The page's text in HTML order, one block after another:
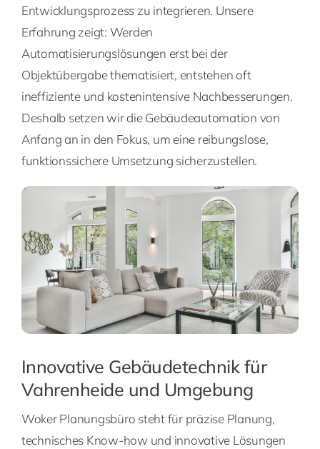
Entwicklungsprozess zu integrieren. Unsere
Erfahrung zeigt: Werden
Automatisierungslösungen erst bei der
Objektübergabe thematisiert, entstehen oft
ineffiziente und kostenintensive Nachbesserungen.
Deshalb setzen wir die Gebäudeautomation von
Anfang an in den Fokus, um eine reibungslose,
funktionssichere Umsetzung sicherzustellen.
Innovative Gebäudetechnik für
Vahrenheide und Umgebung
Woker Planungsbüro steht für präzise Planung,
technisches Know-how und innovative Lösungen